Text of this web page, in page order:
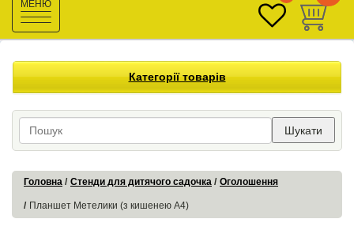
Toggle
navigation
Категорії товарів
Шукати
Головна Стенди для дитячого садочка Оголошення
Планшет Метелики (з кишенею А4)